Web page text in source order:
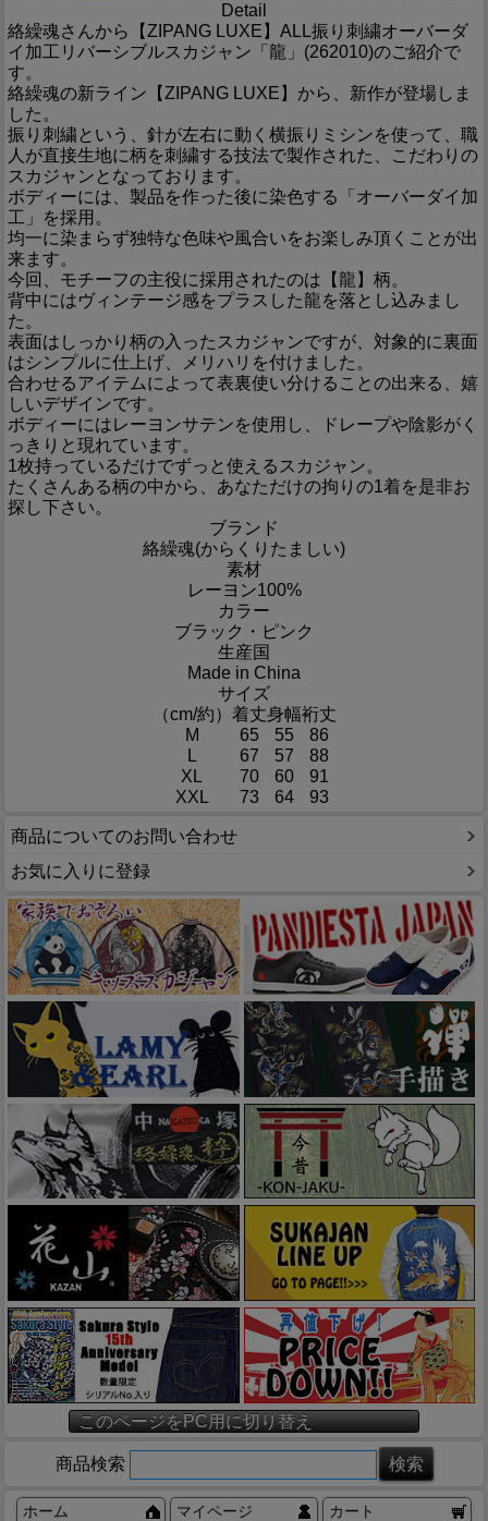
Detail
絡繰魂さんから【ZIPANG LUXE】ALL振り刺繍オーバーダ
イ加工リバーシブルスカジャン「龍」(262010)のご紹介で
す。
絡繰魂の新ライン【ZIPANG LUXE】から、新作が登場しま
した。
振り刺繍という、針が左右に動く横振りミシンを使って、職
人が直接生地に柄を刺繍する技法で製作された、こだわりの
スカジャンとなっております。
ボディーには、製品を作った後に染色する「オーバーダイ加
工」を採用。
均一に染まらず独特な色味や風合いをお楽しみ頂くことが出
来ます。
今回、モチーフの主役に採用されたのは【龍】柄。
背中にはヴィンテージ感をプラスした龍を落とし込みまし
た。
表面はしっかり柄の入ったスカジャンですが、対象的に裏面
はシンプルに仕上げ、メリハリを付けました。
合わせるアイテムによって表裏使い分けることの出来る、嬉
しいデザインです。
ボディーにはレーヨンサテンを使用し、ドレープや陰影がく
っきりと現れています。
1枚持っているだけでずっと使えるスカジャン。
たくさんある柄の中から、あなただけの拘りの1着を是非お
探し下さい。
ブランド
絡繰魂(からくりたましい)
素材
レーヨン100%
カラー
ブラック・ピンク
生産国
Made in China
サイズ
（cm/約） 着丈身幅裄丈
M
65 55
86
L
67 57
88
XL
70 60
91
XXL
73 64 93
商品についてのお問い合わせ
お気に入りに登録
このページをPC用に切り替え
商品検索
ホーム マイページ カート